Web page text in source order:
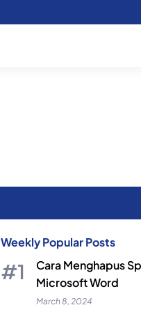
Weekly Popular Posts
Cara Menghapus
Microsoft Word
March 8, 2024